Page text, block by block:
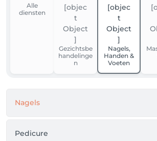
Alle
diensten
Gezichtsbe
handelinge
n
Nagels,
Handen &
Voeten
Nagels
Pedicure